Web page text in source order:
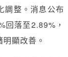
調整。消息公布
回落至2.89%，
顯改善。